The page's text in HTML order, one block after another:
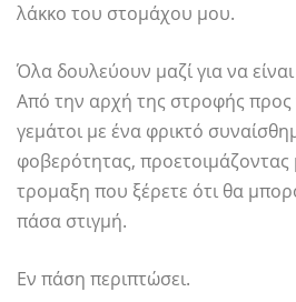
λάκκο του στομάχου μου.
Όλα δουλεύουν μαζί για να
Από την αρχή της στροφής προς
γεμάτοι με ένα φρικτό
φοβερότητας, προετοιμάζοντας
τρομαξη που ξέρετε ότι θα
πάσα στιγμή.
Εν πάση περιπτώσει.